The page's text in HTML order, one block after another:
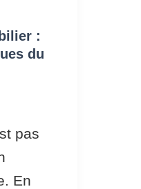
:
du
pas
En